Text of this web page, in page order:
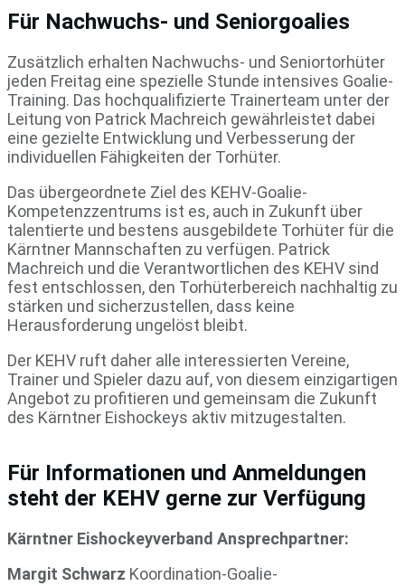
Für Nachwuchs- und Seniorgoalies
Zusätzlich erhalten Nachwuchs- und Seniortorhüter
jeden Freitag eine spezielle Stunde intensives Goalie-
Training. Das hochqualifizierte Trainerteam unter der
Leitung von Patrick Machreich gewährleistet dabei
eine gezielte Entwicklung und Verbesserung der
individuellen Fähigkeiten der Torhüter.
Das übergeordnete Ziel des KEHV-Goalie-
Kompetenzzentrums ist es, auch in Zukunft über
talentierte und bestens ausgebildete Torhüter für die
Kärntner Mannschaften zu verfügen. Patrick
Machreich und die Verantwortlichen des KEHV sind
fest entschlossen, den Torhüterbereich nachhaltig zu
stärken und sicherzustellen, dass keine
Herausforderung ungelöst bleibt.
Der KEHV ruft daher alle interessierten Vereine,
Trainer und Spieler dazu auf, von diesem einzigartigen
Angebot zu profitieren und gemeinsam die Zukunft
des Kärntner Eishockeys aktiv mitzugestalten.
Für Informationen und Anmeldungen
steht der KEHV gerne zur Verfügung
Kärntner Eishockeyverband Ansprechpartner:
Margit Schwarz Koordination-Goalie-